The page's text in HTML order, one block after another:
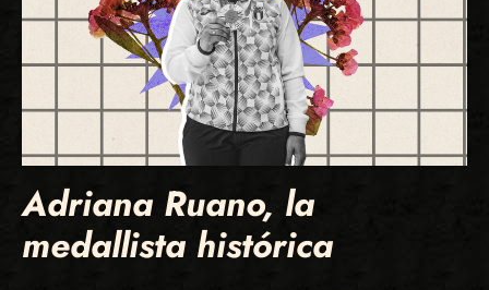
Adriana Ruano, la
medallista histórica